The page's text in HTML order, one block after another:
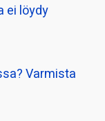
ei löydy
Varmista